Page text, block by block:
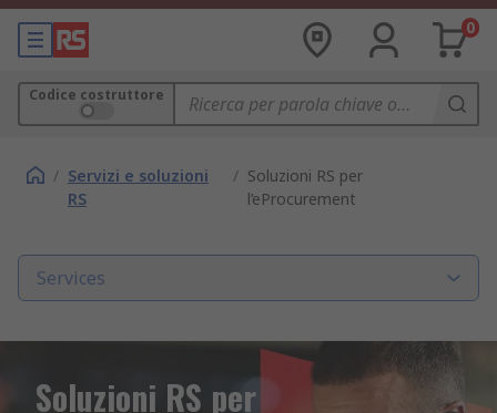
0
Codice costruttore
/ Servizi e soluzioni
RS
/ Soluzioni RS per
l’eProcurement
Services
Soluzioni RS per